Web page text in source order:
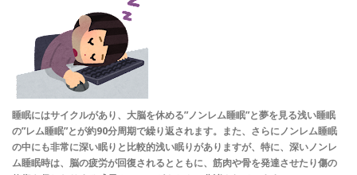
睡眠にはサイクルがあり、大脳を休める”ノンレム睡眠”と夢を見る浅い睡眠
の”レム睡眠”とが約90分周期で繰り返されます。また、さらにノンレム睡眠
の中にも非常に深い眠りと比較的浅い眠りがありますが、特に、深いノンレ
ム睡眠時は、脳の疲労が回復されるとともに、筋肉や骨を発達させたり傷の